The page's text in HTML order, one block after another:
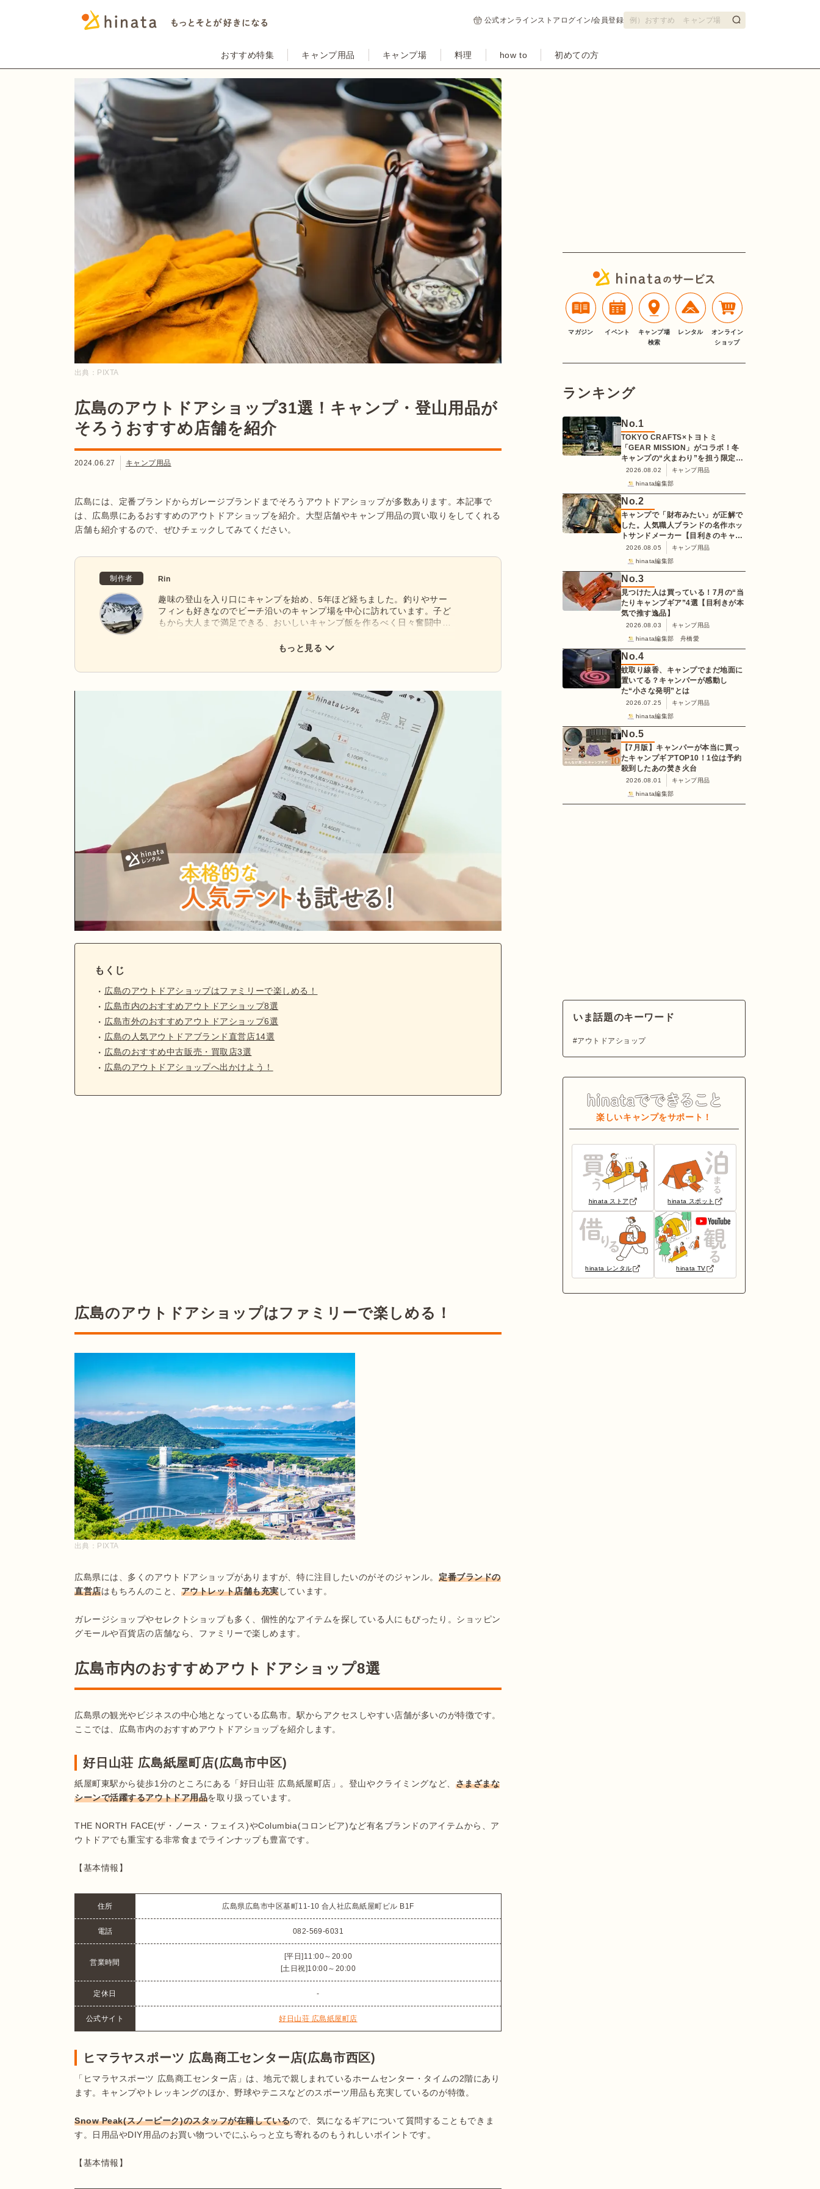
公式オンラインストア ログイン/会員登録
おすすめ特集 キャンプ用品 キャンプ場 料理 how to 初めての方
出典： PIXTA
広島のアウトドアショップ31選！キャンプ・登山用品が
そろうおすすめ店舗を紹介
2024.06.27 キャンプ用品
広島には、定番ブランドからガレージブランドまでそろうアウトドアショップが多数あります。本記事で
は、広島県にあるおすすめのアウトドアショップを紹介。大型店舗やキャンプ用品の買い取りをしてくれる
店舗も紹介するので、ぜひチェックしてみてください。
制作者 Rin
趣味の登山を入り口にキャンプを始め、5年ほど経ちました。釣りやサー
フィンも好きなのでビーチ沿いのキャンプ場を中心に訪れています。子ど
もから大人まで満足できる、おいしいキャンプ飯を作るべく日々奮闘中！
もっと見る
もくじ
広島のアウトドアショップはファミリーで楽しめる！
広島市内のおすすめアウトドアショップ8選
広島市外のおすすめアウトドアショップ6選
広島の人気アウトドアブランド直営店14選
広島のおすすめ中古販売・買取店3選
広島のアウトドアショップへ出かけよう！
広島のアウトドアショップはファミリーで楽しめる！
出典： PIXTA
広島県には、多くのアウトドアショップがありますが、特に注目したいのがそのジャンル。 定番ブランドの
直営店はもちろんのこと、 アウトレット店舗も充実しています。
ガレージショップやセレクトショップも多く、個性的なアイテムを探している人にもぴったり。ショッピン
グモールや百貨店の店舗なら、ファミリーで楽しめます。
広島市内のおすすめアウトドアショップ8選
広島県の観光やビジネスの中心地となっている広島市。駅からアクセスしやすい店舗が多いのが特徴です。
ここでは、広島市内のおすすめアウトドアショップを紹介します。
好日山荘 広島紙屋町店(広島市中区)
紙屋町東駅から徒歩1分のところにある「好日山荘 広島紙屋町店」。登山やクライミングなど、 さまざまな
シーンで活躍するアウトドア用品を取り扱っています。
THE NORTH FACE(ザ・ノース・フェイス)やColumbia(コロンビア)など有名ブランドのアイテムから、ア
ウトドアでも重宝する非常食までラインナップも豊富です。
【基本情報】
住所 広島県広島市中区基町11-10 合人社広島紙屋町ビル B1F
電話 082-569-6031
営業時間
[平日]11:00～20:00
[土日祝]10:00～20:00
定休日 -
公式サイト 好日山荘 広島紙屋町店
ヒマラヤスポーツ 広島商工センター店(広島市西区)
「ヒマラヤスポーツ 広島商工センター店」は、地元で親しまれているホームセンター・タイムの2階にあり
ます。キャンプやトレッキングのほか、野球やテニスなどのスポーツ用品も充実しているのが特徴。
Snow Peak(スノーピーク)のスタッフが在籍しているので、気になるギアについて質問することもできま
す。日用品やDIY用品のお買い物ついでにふらっと立ち寄れるのもうれしいポイントです。
【基本情報】
マガジン イベント
キャンプ場
検索
レンタル
オンライン
ショップ
ランキング
No.1
TOKYO CRAFTS×トヨトミ
「GEAR MISSION」がコラボ！冬
キャンプの“火まわり”を担う限定
K3クッキングストーブが登場
2026.08.02
キャンプ用品
hinata編集部
No.2
キャンプで「財布みたい」が正解で
した。人気職人ブランドの名作ホッ
トサンドメーカー【目利きのキャン
プギア】
2026.08.05
キャンプ用品
hinata編集部
No.3
見つけた人は買っている！7月の“当
たりキャンプギア”4選【目利きが本
気で推す逸品】
2026.08.03
キャンプ用品
hinata編集部 舟橋愛
No.4
蚊取り線香、キャンプでまだ地面に
置いてる？キャンパーが感動し
た“小さな発明”とは
2026.07.25
キャンプ用品
hinata編集部
No.5
【7月版】キャンパーが本当に買っ
たキャンプギアTOP10！1位は予約
殺到したあの焚き火台
2026.08.01
キャンプ用品
hinata編集部
いま話題のキーワード
アウトドアショップ
楽しいキャンプをサポート！
hinata ストア hinata スポット
hinata レンタル hinata TV